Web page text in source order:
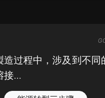
造过程中，涉及到不同
接...